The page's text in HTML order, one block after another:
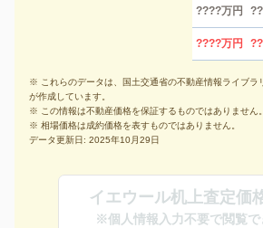
????万円
????万円
※ これらのデータは、国土交通省の不動産情報ライブラ
が作成しています。
※ この情報は不動産価格を保証するものではありません。
※ 相場価格は成約価格を表すものではありません。
データ更新日: 2025年10月29日
イエウール机上査定価
※個人情報入力不要で閲覧で